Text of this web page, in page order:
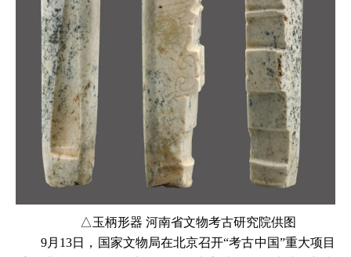
△玉柄形器 河南省文物考古研究院供图
9月13日，国家文物局在北京召开“考古中国”重大项目